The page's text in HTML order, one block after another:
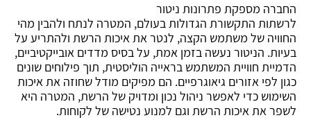
החברה מספקת פתרונות ניטור
לרשתות התקשורת הגדולות בעולם, המטרה לנתח ולהבין מהי
החוויה של משתמש הקצה, לנטר את איכות הרשת ולהתריע על
בעיות. הניטור נעשה בזמן אמת, על בסיס מדדים אובייקטיביים,
הדמיית חוויית המשתמש בראייה הוליסטית, תוך פילוחים שונים
כגון לפי אזורים גיאוגרפיים. הם מפיקים מודל שחוזה את איכות
השימוש כדי לאפשר ניהול נכון ומדויק של הרשת, המטרה היא
לשפר את איכות הרשת וגם למנוע נטישה של לקוחות.